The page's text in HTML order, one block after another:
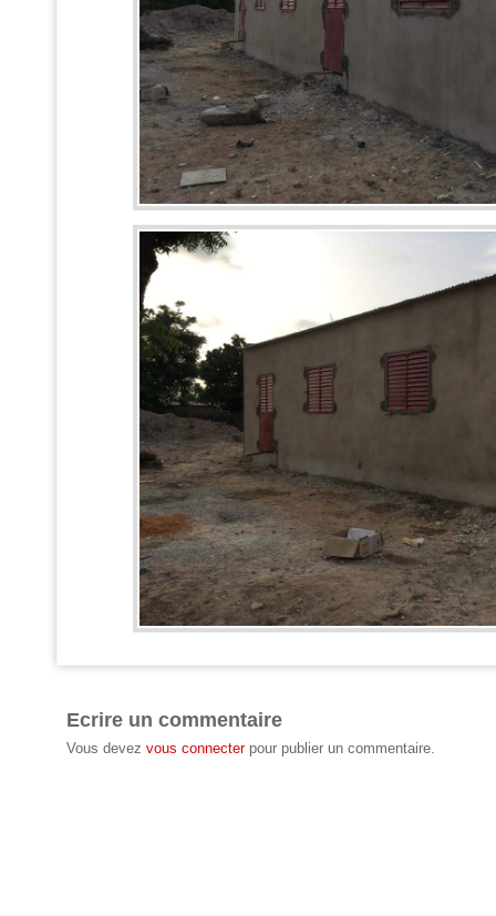
Ecrire un commentaire
Vous devez vous connecterpour publier un commentaire.